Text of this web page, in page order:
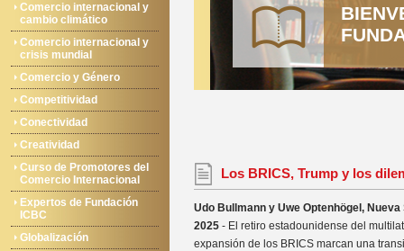
Comercio internacional y
cambio climático
Comercio internacional y
crisis mundial
Comercio y Género
Competitividad
Conectividad
Creatividad
Curso de Promotores del
Comercio Internacional
Expertos de Fundación
ICBC
Globalización
Los BRICS, Trump y los
Udo Bullmann y Uwe Optenhögel,
2025 - El retiro estadounidense del
expansión de los BRICS marcan una